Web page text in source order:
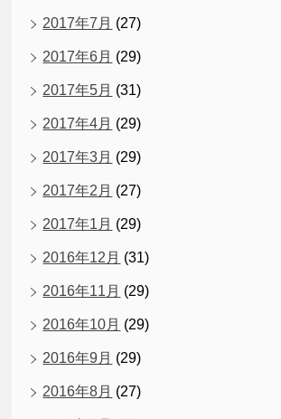
2017年7月 (27)
2017年6月 (29)
2017年5月 (31)
2017年4月 (29)
2017年3月 (29)
2017年2月 (27)
2017年1月 (29)
2016年12月 (31)
2016年11月 (29)
2016年10月 (29)
2016年9月 (29)
2016年8月 (27)